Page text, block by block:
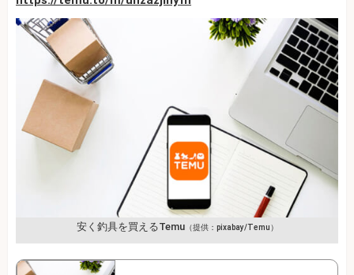
安く釣具を買えるTemu（提供：pixabay/Temu）